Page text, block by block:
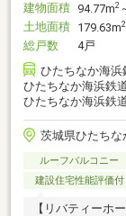
建物面積 94.77m2
土地面積 179.63m2
総戸数
4戸
ひたちなか海浜
ひたちなか海浜鉄
ひたちなか海浜鉄
茨城県ひたちな
ルーフバルコニー
建設住宅性能評価付
【リバティーホー